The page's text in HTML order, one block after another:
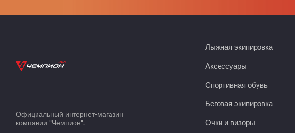
Официальный интернет-магазин
компании "Чемпион".
Лыжная экипировка
Аксессуары
Спортивная обувь
Беговая экипировка
Очки и визоры